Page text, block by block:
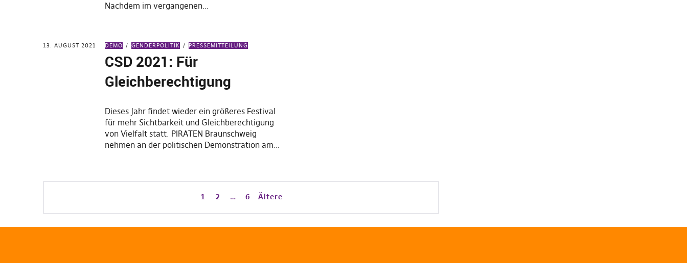
Nachdem im vergangenen…
13. AUGUST 2021 DEMO GENDERPOLITIK PRESSEMITTEILUNG
CSD 2021: Für
Gleichberechtigung
Dieses Jahr findet wieder ein größeres Festival
für mehr Sichtbarkeit und Gleichberechtigung
von Vielfalt statt. PIRATEN Braunschweig
nehmen an der politischen Demonstration am…
1 2 … 6 Ältere